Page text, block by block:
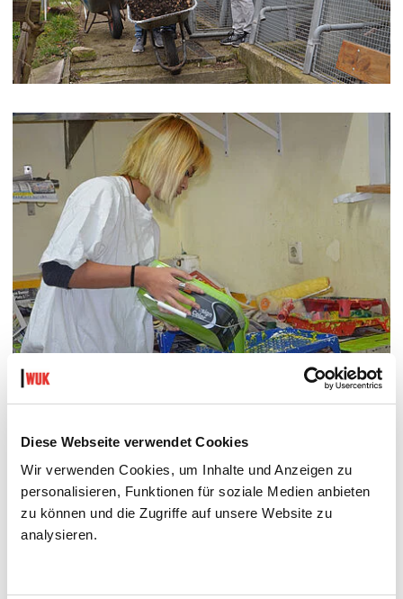
Diese Webseite verwendet Cookies
Wir verwenden Cookies, um Inhalte und Anzeigen zu
personalisieren, Funktionen für soziale Medien anbieten
zu können und die Zugriffe auf unsere Website zu
analysieren.